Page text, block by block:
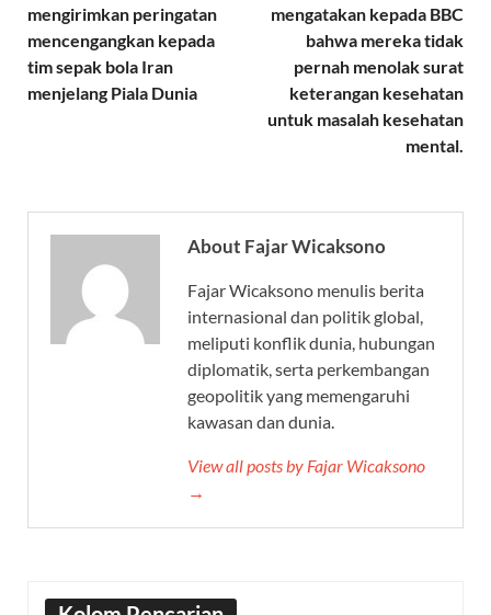
mengirimkan peringatan
mencengangkan kepada
tim sepak bola Iran
menjelang Piala Dunia
mengatakan kepada BBC
bahwa mereka tidak
pernah menolak surat
keterangan kesehatan
untuk masalah kesehatan
mental.
About Fajar Wicaksono
Fajar Wicaksono menulis berita
internasional dan politik global,
meliputi konflik dunia, hubungan
diplomatik, serta perkembangan
geopolitik yang memengaruhi
kawasan dan dunia.
View all posts by Fajar Wicaksono
→